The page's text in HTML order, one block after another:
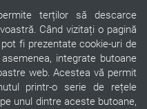
terților să descarce
Când vizitați o pagină
fi prezentate cookie-uri de
integrate butoane
web. Acestea vă permit
printr-o serie de rețele
unul dintre aceste butoane,